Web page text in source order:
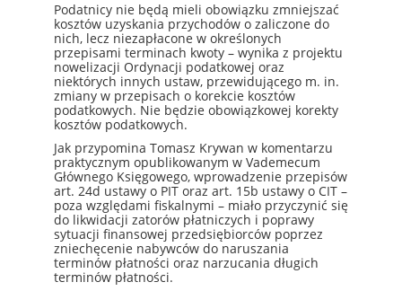
Podatnicy nie będą mieli obowiązku zmniejszać
kosztów uzyskania przychodów o zaliczone do
nich, lecz niezapłacone w określonych
przepisami terminach kwoty – wynika z projektu
nowelizacji Ordynacji podatkowej oraz
niektórych innych ustaw, przewidującego m. in.
zmiany w przepisach o korekcie kosztów
podatkowych. Nie będzie obowiązkowej korekty
kosztów podatkowych.
Jak przypomina Tomasz Krywan w komentarzu
praktycznym opublikowanym w Vademecum
Głównego Księgowego, wprowadzenie przepisów
art. 24d ustawy o PIT oraz art. 15b ustawy o CIT –
poza względami fiskalnymi – miało przyczynić się
do likwidacji zatorów płatniczych i poprawy
sytuacji finansowej przedsiębiorców poprzez
zniechęcenie nabywców do naruszania
terminów płatności oraz narzucania długich
terminów płatności.